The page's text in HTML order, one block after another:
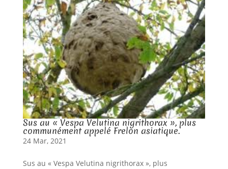
Sus au « Vespa Velutina nigrithorax », plus
communément appelé Frelon asiatique.
24 Mar, 2021
Sus au « Vespa Velutina nigrithorax », plus